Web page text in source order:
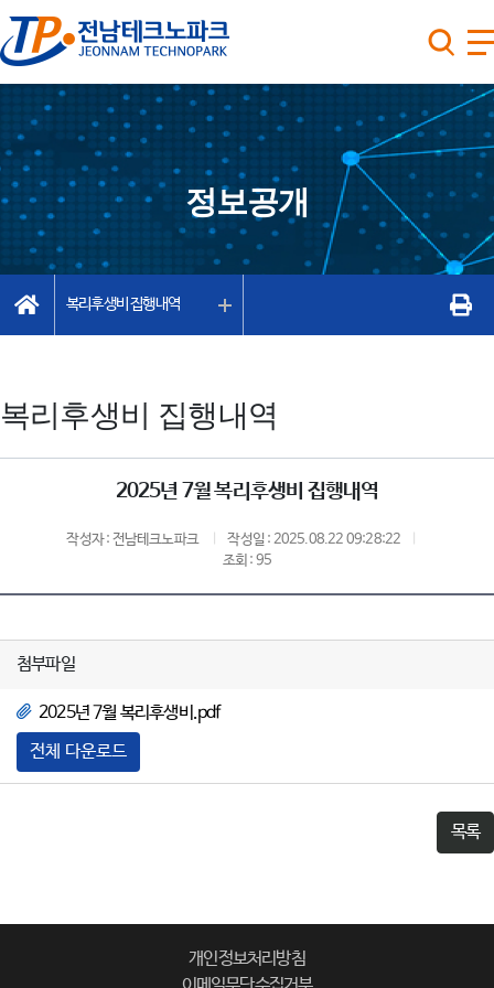
정보공개
복리후생비 집행내역
복리후생비 집행내역
2025년 7월 복리후생비 집행내역
작성자 : 전남테크노파크
작성일 : 2025.08.22 09:28:22
조회 : 95
첨부파일
2025년 7월 복리후생비.pdf
전체 다운로드
목록
개인정보처리방침